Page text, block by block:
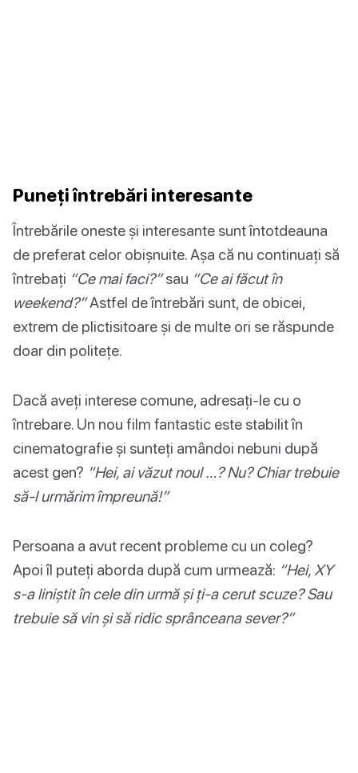
Puneți întrebări interesante
Întrebările oneste și interesante sunt întotdeauna
de preferat celor obișnuite. Așa că nu continuați să
întrebați “Ce mai faci?”sau “Ce ai făcut în
weekend?”Astfel de întrebări sunt, de obicei,
extrem de plictisitoare și de multe ori se răspunde
doar din politețe.
Dacă aveți interese comune, adresați-le cu o
întrebare. Un nou film fantastic este stabilit în
cinematografie și sunteți amândoi nebuni după
acest gen? “Hei, ai văzut noul …? Nu? Chiar trebuie
să-l urmărim împreună!”
Persoana a avut recent probleme cu un coleg?
Apoi îl puteți aborda după cum urmează: “Hei, XY
s-a liniștit în cele din urmă și ți-a cerut scuze? Sau
trebuie să vin și să ridic sprânceana sever?”